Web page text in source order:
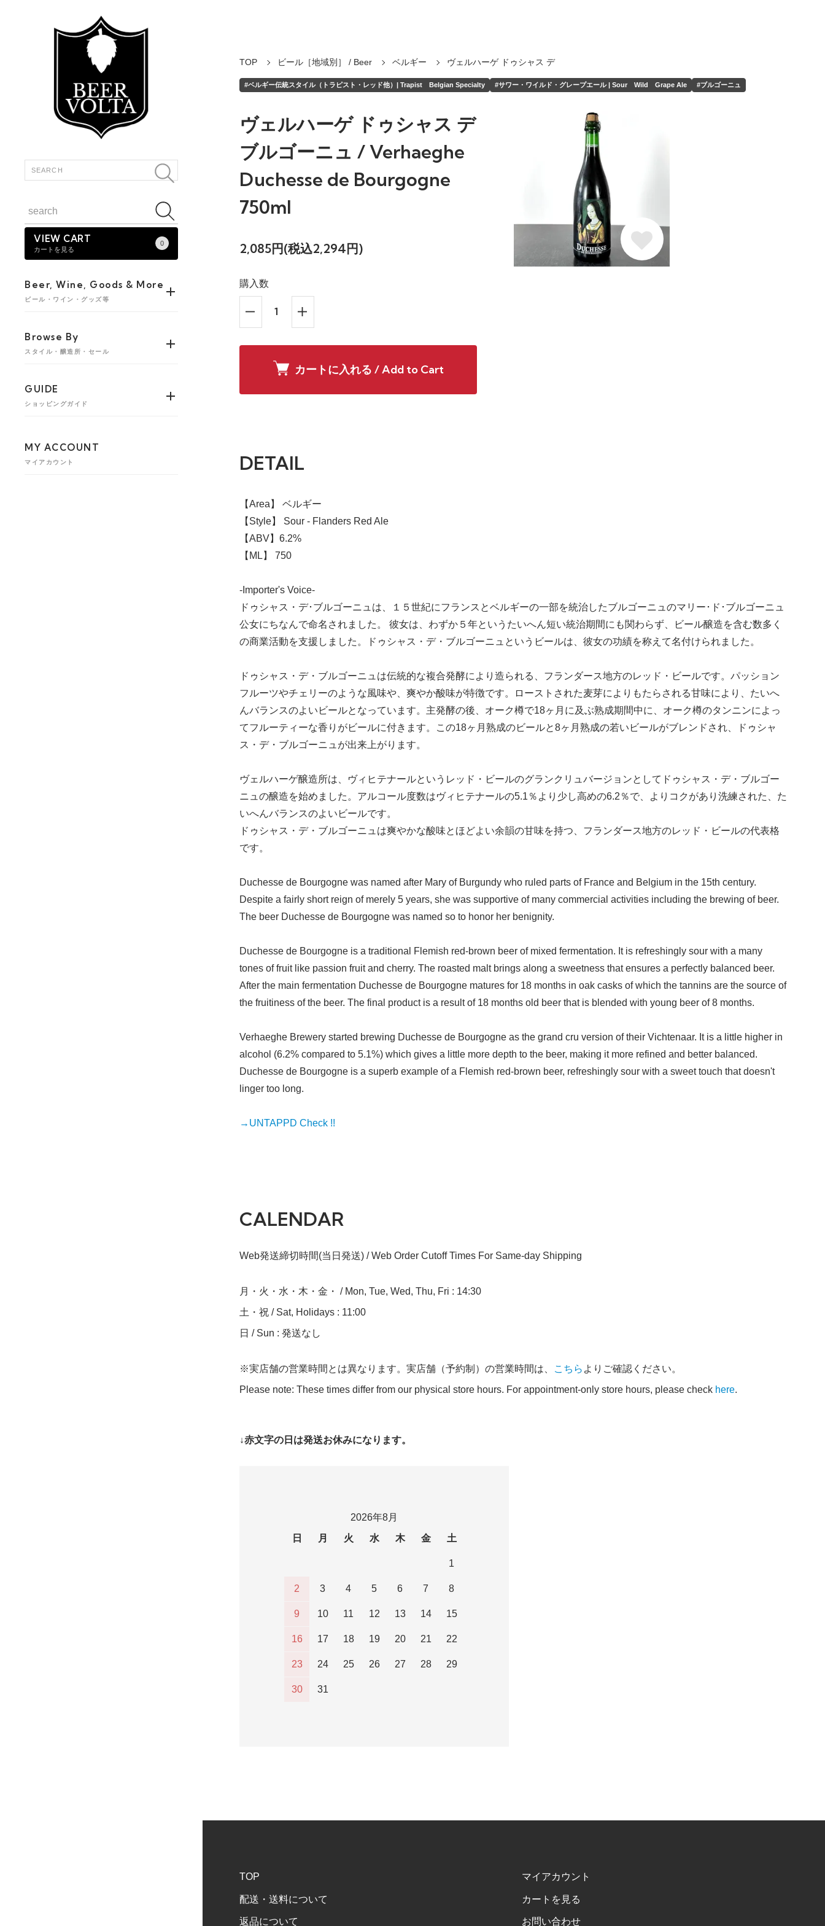
VIEW CART
カートを見る
0
Beer, Wine, Goods & More
ビール・ワイン・グッズ等
Browse By
スタイル・醸造所・セール
GUIDE
ショッピングガイド
MY ACCOUNT
マイアカウント
TOP ビール［地域別］ / Beer ベルギー ヴェルハーゲ ドゥシャス デ
#ベルギー伝統スタイル（トラピスト・レッド他）| Trapist Belgian Specialty #サワー・ワイルド・グレープエール | Sour Wild Grape Ale #ブルゴーニュ
ヴェルハーゲ ドゥシャス デ
ブルゴーニュ / Verhaeghe
Duchesse de Bourgogne
750ml
2,085円(税込2,294円)
購入数
カートに入れる / Add to Cart
DETAIL
【Area】 ベルギー
【Style】 Sour - Flanders Red Ale
【ABV】6.2%
【ML】 750
-Importer's Voice-
ドゥシャス・デ･ブルゴーニュは、１５世紀にフランスとベルギーの一部を統治したブルゴーニュのマリー･ド･ブルゴーニュ
公女にちなんで命名されました。 彼女は、わずか５年というたいへん短い統治期間にも関わらず、ビール醸造を含む数多く
の商業活動を支援しました。ドゥシャス・デ・ブルゴーニュというビールは、彼女の功績を称えて名付けられました。
ドゥシャス・デ・ブルゴーニュは伝統的な複合発酵により造られる、フランダース地方のレッド・ビールです。パッション
フルーツやチェリーのような風味や、爽やか酸味が特徴です。ローストされた麦芽によりもたらされる甘味により、たいへ
んバランスのよいビールとなっています。主発酵の後、オーク樽で18ヶ月に及ぶ熟成期間中に、オーク樽のタンニンによっ
てフルーティーな香りがビールに付きます。この18ヶ月熟成のビールと8ヶ月熟成の若いビールがブレンドされ、ドゥシャ
ス・デ・ブルゴーニュが出来上がります。
ヴェルハーゲ醸造所は、ヴィヒテナールというレッド・ビールのグランクリュバージョンとしてドゥシャス・デ・ブルゴー
ニュの醸造を始めました。アルコール度数はヴィヒテナールの5.1％より少し高めの6.2％で、よりコクがあり洗練された、た
いへんバランスのよいビールです。
ドゥシャス・デ・ブルゴーニュは爽やかな酸味とほどよい余韻の甘味を持つ、フランダース地方のレッド・ビールの代表格
です。
Duchesse de Bourgogne was named after Mary of Burgundy who ruled parts of France and Belgium in the 15th century.
Despite a fairly short reign of merely 5 years, she was supportive of many commercial activities including the brewing of beer.
The beer Duchesse de Bourgogne was named so to honor her benignity.
Duchesse de Bourgogne is a traditional Flemish red-brown beer of mixed fermentation. It is refreshingly sour with a many
tones of fruit like passion fruit and cherry. The roasted malt brings along a sweetness that ensures a perfectly balanced beer.
After the main fermentation Duchesse de Bourgogne matures for 18 months in oak casks of which the tannins are the source of
the fruitiness of the beer. The final product is a result of 18 months old beer that is blended with young beer of 8 months.
Verhaeghe Brewery started brewing Duchesse de Bourgogne as the grand cru version of their Vichtenaar. It is a little higher in
alcohol (6.2% compared to 5.1%) which gives a little more depth to the beer, making it more refined and better balanced.
Duchesse de Bourgogne is a superb example of a Flemish red-brown beer, refreshingly sour with a sweet touch that doesn't
linger too long.
→UNTAPPD Check !!
CALENDAR
Web発送締切時間(当日発送) / Web Order Cutoff Times For Same-day Shipping
月・火・水・木・金・ / Mon, Tue, Wed, Thu, Fri : 14:30
土・祝 / Sat, Holidays : 11:00
日 / Sun : 発送なし
※実店舗の営業時間とは異なります。実店舗（予約制）の営業時間は、 こちら よりご確認ください。
Please note: These times differ from our physical store hours. For appointment-only store hours, please check here.
↓赤文字の日は発送お休みになります。
2026年8月
日
月 火 水 木 金 土
1
2 3 4 5 6 7 8
9 10 11 12 13 14 15
16 17 18 19 20 21 22
23 24 25 26 27 28 29
30 31
TOP
配送・送料について
返品について
マイアカウント
カートを見る
お問い合わせ